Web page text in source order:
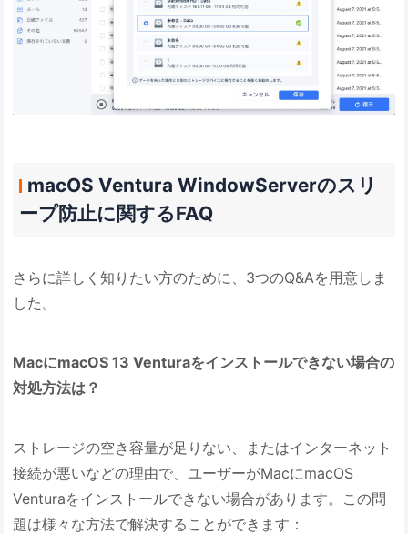
macOS Ventura WindowServerのスリ
ープ防止に関するFAQ
さらに詳しく知りたい方のために、3つのQ&Aを用意しま
した。
MacにmacOS 13 Venturaをインストールできない場合の
対処方法は？
ストレージの空き容量が足りない、またはインターネット
接続が悪いなどの理由で、ユーザーがMacにmacOS
Venturaをインストールできない場合があります。この問
題は様々な方法で解決することができます：